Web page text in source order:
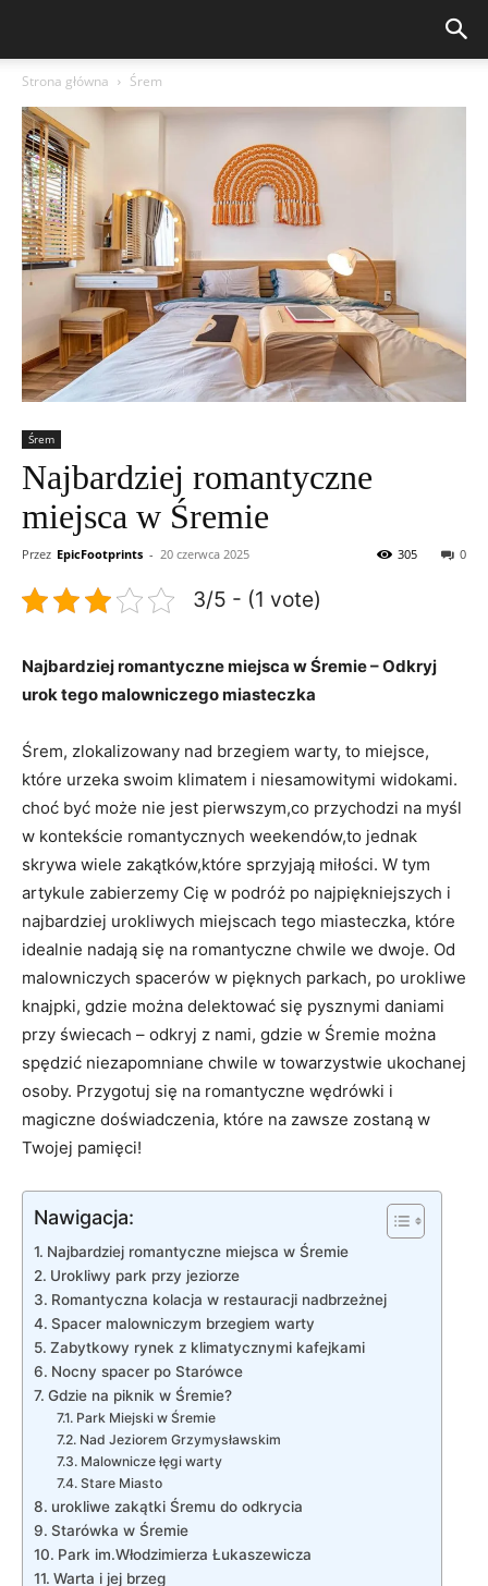
Strona główna Śrem
Śrem
Najbardziej romantyczne
miejsca w Śremie
Przez EpicFootprints - 20 czerwca 2025 0
305
3/5 - (1 vote)
Najbardziej romantyczne miejsca w Śremie – Odkryj
urok tego malowniczego miasteczka
Śrem, zlokalizowany nad ‍brzegiem warty, to miejsce,
⁢które urzeka swoim klimatem i niesamowitymi widokami.
choć być może nie jest ⁤pierwszym,co przychodzi na myśl
w kontekście romantycznych weekendów,to jednak
skrywa wiele zakątków,które sprzyjają miłości. W tym
artykule zabierzemy‍ Cię w podróż po najpiękniejszych i
najbardziej urokliwych miejscach tego miasteczka, które
idealnie nadają​ się na romantyczne chwile we dwoje. Od
malowniczych spacerów w ‍pięknych parkach, po urokliwe
knajpki, gdzie można delektować się pysznymi daniami
przy świecach – odkryj z nami, gdzie‍ w Śremie można
spędzić niezapomniane chwile‍ w towarzystwie ukochanej
osoby. Przygotuj‍ się na ⁢romantyczne wędrówki ‌i
magiczne doświadczenia, które na​ zawsze zostaną w
Twojej pamięci!
Nawigacja:
Najbardziej romantyczne ⁤miejsca w Śremie
Urokliwy⁣ park przy jeziorze
Romantyczna kolacja w ‍restauracji nadbrzeżnej
Spacer malowniczym brzegiem warty
Zabytkowy rynek z klimatycznymi kafejkami
Nocny ‌spacer po Starówce
Gdzie na piknik w Śremie?
Park Miejski w Śremie
Nad Jeziorem Grzymysławskim
Malownicze łęgi warty
Stare Miasto
urokliwe zakątki Śremu do odkrycia
Starówka w Śremie
Park im.Włodzimierza Łukaszewicza
Warta i jej brzeg